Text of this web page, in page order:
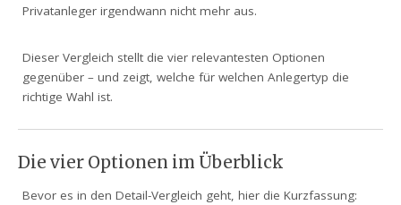
Privatanleger irgendwann nicht mehr aus.
Dieser Vergleich stellt die vier relevantesten Optionen
gegenüber – und zeigt, welche für welchen Anlegertyp die
richtige Wahl ist.
Die vier Optionen im Überblick
Bevor es in den Detail-Vergleich geht, hier die Kurzfassung: